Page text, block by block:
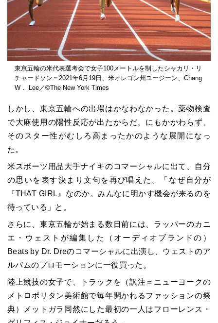
東京五輪の米代表選考会で女子100メートルを制したシャカリ・リ
チャードソン＝2021年6月19日、米オレゴン州ユージーン、Chang
W． Lee／©The New York Times
しかし、東京五輪への出場はかなわなかった。薬物検査
で大麻使用の陽性反応が出たからだ。にもかかわらず、
そのスター性がむしろ高まったかのような展開になっ
た。
米スポーツ用品大手ナイキのコマーシャルに出て、自分
の思いを表す決まり文句を再び唱えた。「なぜ自分が
『THAT GIRL』なのか。みんなに明かす機会が来るのを
待っている」と。
さらに、東京五輪が始まる数日前には、ラッパーのカニ
エ・ウェストが編集した（オーディオブランドの）
Beats by Dr. Dreのコマーシャルに出演し、ウェストのア
ルバムのプロモーションに一役買った。
陸上競技の女子で、トラックを（訳注＝ニューヨークの
メトロポリタン美術館で毎年開かれるファッションの祭
典）メットガラ同然にした最初の一人はフローレンス・